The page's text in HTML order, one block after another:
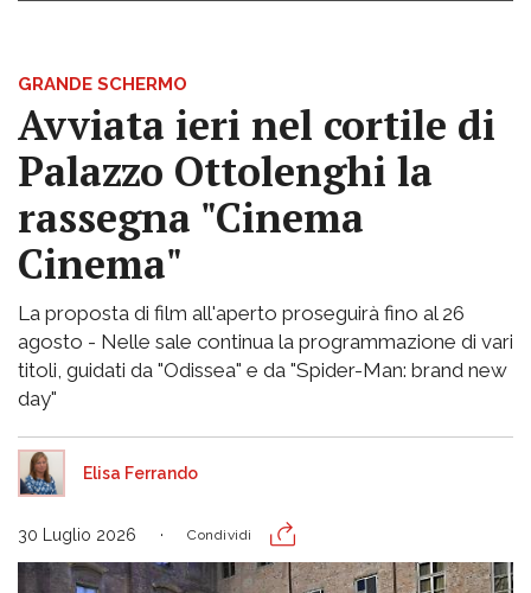
GRANDE SCHERMO
Avviata ieri nel cortile di
Palazzo Ottolenghi la
rassegna "Cinema
Cinema"
La proposta di film all'aperto proseguirà fino al 26
agosto - Nelle sale continua la programmazione di vari
titoli, guidati da "Odissea" e da "Spider-Man: brand new
day"
Elisa Ferrando
30 Luglio 2026 Condividi